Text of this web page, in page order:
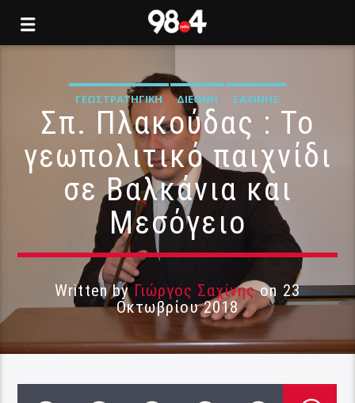
ΓΕΩΣΤΡΑΤΗΓΙΚΉ ΔΙΕΘΝΉ ΣΑΧΊΝΗΣ
Σπ. Πλακούδας : Το
γεωπολιτικό παιχνίδι
σε Βαλκάνια και
Μεσόγειο
Written by Γιώργος Σαχίνηςon 23
Οκτωβρίου 2018